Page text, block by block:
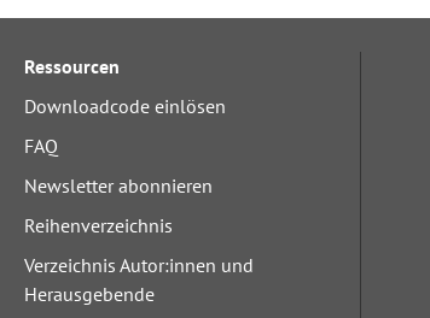
Ressourcen
Downloadcode einlösen
FAQ
Newsletter abonnieren
Reihenverzeichnis
Verzeichnis Autor:innen und
Herausgebende